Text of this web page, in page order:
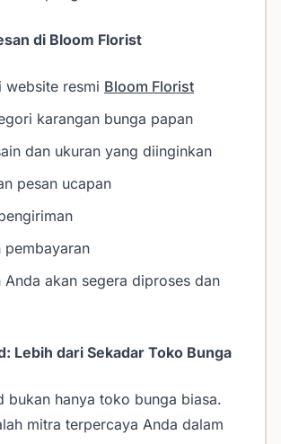
di Bloom Florist
website resmi Bloom Florist
karangan bunga papan
dan ukuran yang diinginkan
pesan ucapan
pembayaran
Anda akan segera diproses dan
Lebih dari Sekadar Toko Bunga
bukan hanya toko bunga biasa.
mitra terpercaya Anda dalam